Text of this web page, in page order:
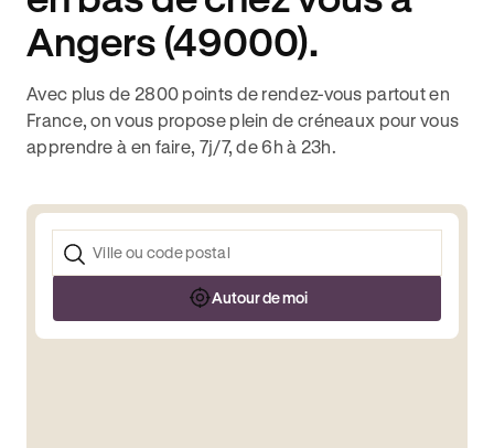
Angers (49000).
Avec plus de 2800 points de rendez-vous partout en
France, on vous propose plein de créneaux pour vous
apprendre à en faire, 7j/7, de 6h à 23h.
Autour de moi